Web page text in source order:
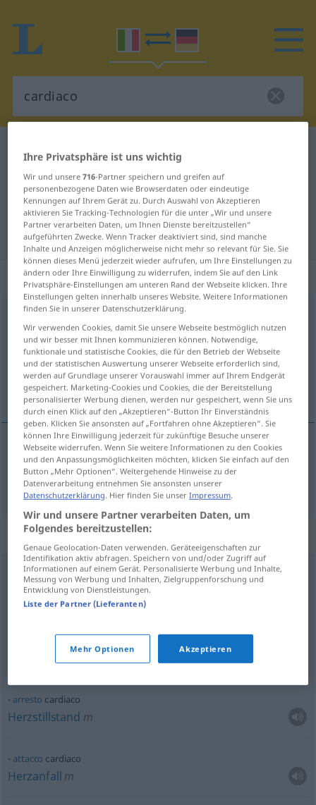
Italienisch-Deutsch Wörterbuch
Italienisch-Deutsch Übersetzung
für "cardiaco"
"cardiaco" Deutsch Übersetzung
„cardiaco“: aggettivo
cardiaco [karˈdiːako]adj <mpl -ci;fpl
Übersicht aller Übersetzungen
(Für mehr Details die Übersetzung anklicken/antippen)
Herz-
Herz- cardiaco
Beispielsätze für "cardiaco"
ventricolocardiaco
Herzkammerf
scompenso
arresto cardiaco
Herzstillstand m
attacco cardiaco
Herzanfall m
Ihre Privatsphäre ist uns wichtig
Wir und unsere716-Partner speichern und greifen auf
personenbezogene Daten wie Browserdaten oder eindeutige
Kennungen auf Ihrem Gerät zu. Durch Auswahl von Akzeptieren
aktivieren Sie Tracking-Technologien für die unter „Wir und unsere
Partner verarbeiten Daten, um Ihnen Dienste bereitzustellen“
aufgeführten Zwecke. Wenn Tracker deaktiviert sind, sind manche
Inhalte und Anzeigen möglicherweise nicht mehr so relevant für Sie. Sie
können dieses Menü jederzeit wieder aufrufen, um Ihre Einstellungen zu
ändern oder Ihre Einwilligung zu widerrufen, indem Sie auf den Link
Privatsphäre-Einstellungen am unteren Rand der Webseite klicken. Ihre
Einstellungen gelten innerhalb unseres Website. Weitere Informationen
finden Sie in unserer Datenschutzerklärung.
Wir verwenden Cookies, damit Sie unsere Webseite bestmöglich nutzen
und wir besser mit Ihnen kommunizieren können. Notwendige,
funktionale und statistische Cookies, die für den Betrieb der Webseite
und der statistischen Auswertung unserer Webseite erforderlich sind,
werden auf Grundlage unserer Vorauswahl immer auf Ihrem Endgerät
gespeichert. Marketing-Cookies und Cookies, die der Bereitstellung
personalisierter Werbung dienen, werden nur gespeichert, wenn Sie uns
durch einen Klick auf den „Akzeptieren“-Button Ihr Einverständnis
geben. Klicken Sie ansonsten auf „Fortfahren ohne Akzeptieren“. Sie
können Ihre Einwilligung jederzeit für zukünftige Besuche unserer
Webseite widerrufen. Wenn Sie weitere Informationen zu den Cookies
und den Anpassungsmöglichkeiten möchten, klicken Sie einfach auf den
Button „Mehr Optionen“. Weitergehende Hinweise zu der
Datenverarbeitung entnehmen Sie ansonsten unserer
Datenschutzerklärung. Hier finden Sie unserImpressum.
Wir und unsere Partner verarbeiten Daten, um
Folgendes bereitzustellen:
Genaue Geolocation-Daten verwenden. Geräteeigenschaften zur
Identifikation aktiv abfragen. Speichern von und/oder Zugriff auf
Informationen auf einem Gerät. Personalisierte Werbung und Inhalte,
Messung von Werbung und Inhalten, Zielgruppenforschung und
Entwicklung von Dienstleistungen.
Liste der Partner (Lieferanten)
Mehr Optionen Akzeptieren